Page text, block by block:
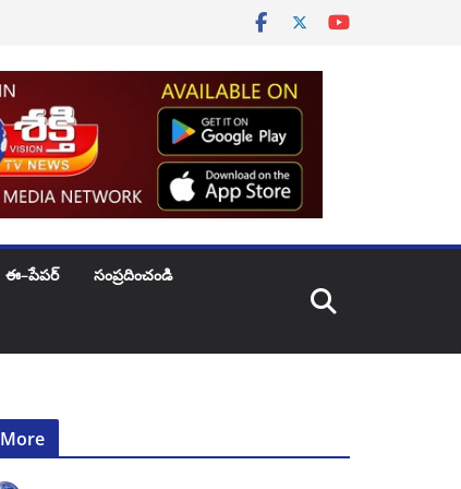
ఈ–పేపర్ సంప్రదించండి
More